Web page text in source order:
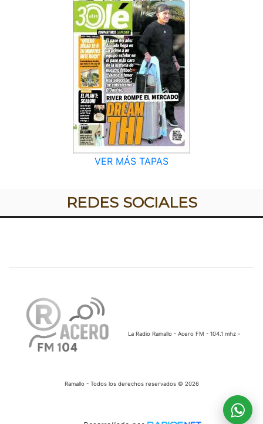
VER MÁS TAPAS
REDES SOCIALES
La Radio Ramallo - Acero FM - 104.1 mhz -
Ramallo - Todos los derechos reservados © 2026